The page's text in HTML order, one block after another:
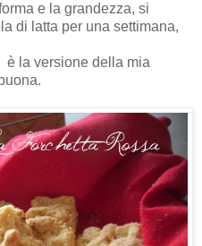
e la grandezza, si
di latta per una settimana,
la versione della mia